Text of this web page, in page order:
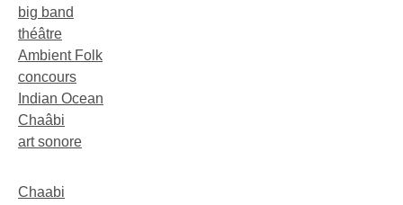
big band
théâtre
Ambient Folk
concours
Indian Ocean
Chaâbi
art sonore
Chaabi